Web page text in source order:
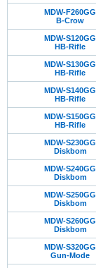
MDW-F260GG
B-Crow
MDW-S120GG
HB-Rifle
MDW-S130GG
HB-Rifle
MDW-S140GG
HB-Rifle
MDW-S150GG
HB-Rifle
MDW-S230GG
Diskbom
MDW-S240GG
Diskbom
MDW-S250GG
Diskbom
MDW-S260GG
Diskbom
MDW-S320GG
Gun-Mode